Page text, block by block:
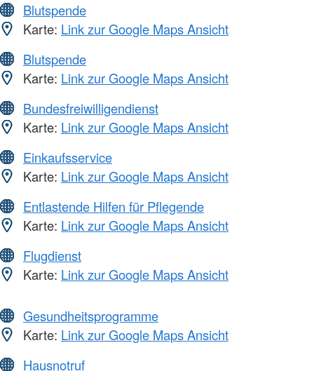
Blutspende
Karte: Link zur Google Maps Ansicht
Blutspende
Karte: Link zur Google Maps Ansicht
Bundesfreiwilligendienst
Karte: Link zur Google Maps Ansicht
Einkaufsservice
Karte: Link zur Google Maps Ansicht
Entlastende Hilfen für Pflegende
Karte: Link zur Google Maps Ansicht
Flugdienst
Karte: Link zur Google Maps Ansicht
Gesundheitsprogramme
Karte: Link zur Google Maps Ansicht
Hausnotruf